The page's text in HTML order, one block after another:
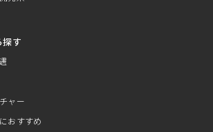
探す
ャー
おすすめ